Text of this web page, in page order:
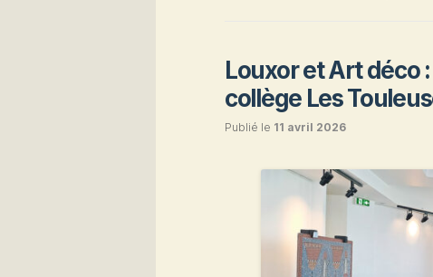
Louxor et Art déco
collège Les
Publié le 11 avril 2026